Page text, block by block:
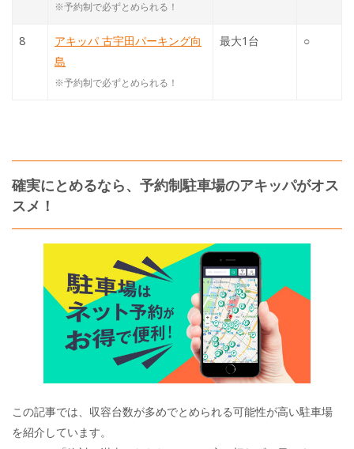
※予約制で必ずとめられる！
8
アキッパ 古宇田パーキング向
島
※予約制で必ずとめられる！
最大1台 ○
確実にとめるなら、予約制駐車場のアキッパがオス
スメ！
この記事では、収容台数が多めでとめられる可能性が高い駐車場
を紹介しています。